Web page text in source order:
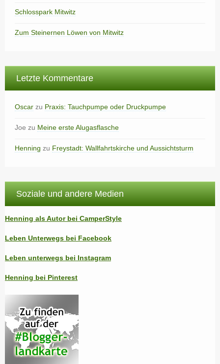
Schlosspark Mitwitz
Zum Steinernen Löwen von Mitwitz
Letzte Kommentare
Oscar zu Praxis: Tauchpumpe oder Druckpumpe
Joe zu Meine erste Alugasflasche
Henning zu Freystadt: Wallfahrtskirche und Aussichtsturm
Soziale und andere Medien
Henning als Autor bei CamperStyle
Leben Unterwegs bei Facebook
Leben unterwegs bei Instagram
Henning bei Pinterest